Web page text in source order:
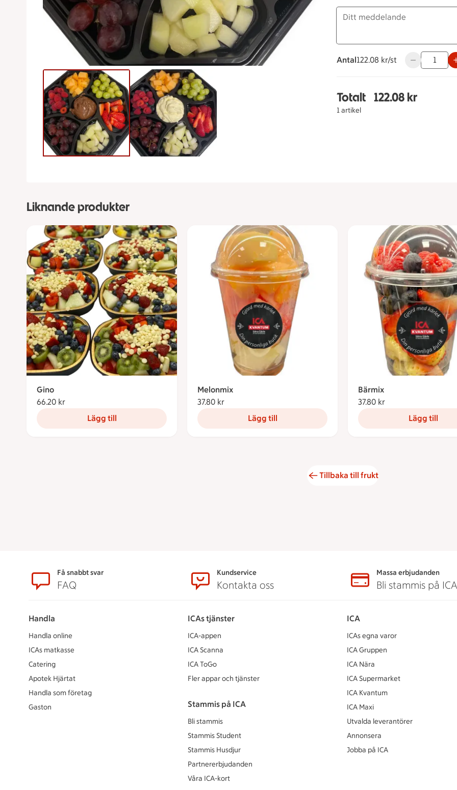
Antal
122.08 kronor styck
122.08 kr/st Använd
Totalt
1 artikel
Totalt 1 stycken
122.08 kr
Liknande produkter
Gino
66.20 kr
Lägg till
Melonmix
37.80 kr
Lägg till
Bärmix
37.80 kr
Lägg till
Tillbaka till frukt
SidfotFå snabbt svar
FAQ
Kundservice
Kontakta oss
Massa erbjudanden
Bli stammis på ICA
Handla
Handla online
ICAs matkasse
Catering
Apotek Hjärtat
Handla som företag
Gaston
ICAs tjänster
ICA-appen
ICA Scanna
ICA ToGo
Fler appar och tjänster
Stammis på ICA
Bli stammis
Stammis Student
Stammis Husdjur
Partnererbjudanden
Våra ICA-kort
ICA
ICAs egna varor
ICA Gruppen
ICA Nära
ICA Supermarket
ICA Kvantum
ICA Maxi
Utvalda leverantörer
Annonsera
Jobba på ICA